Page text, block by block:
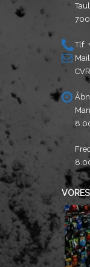
Tlf:
Mail.